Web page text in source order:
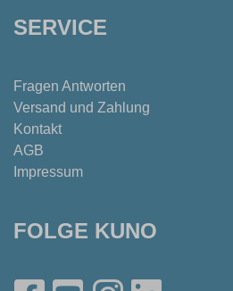
SERVICE
Fragen Antworten
Versand und Zahlung
Kontakt
AGB
Impressum
FOLGE KUNO